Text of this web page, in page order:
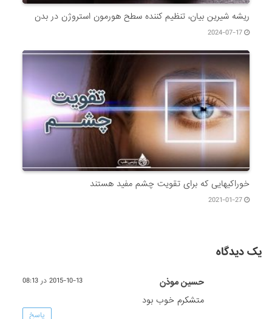
ریشه شیرین بیان، تنظیم کننده سطح هورمون استروژن در بدن
2024-07-17
خوراکیهایی که برای تقویت چشم مفید هستند
2021-01-27
یک دیدگاه
حسین موذن 2015-10-13 در 08:13
متشکرم خوب بود
پاسخ